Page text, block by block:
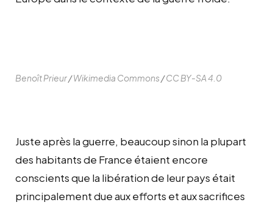
Benoît Prieur/Wikimedia Commons/CC BY-SA 4.0
Juste après la guerre, beaucoup sinon la plupart
des habitants de France étaient encore
conscients que la libération de leur pays était
principalement due aux efforts et aux sacrifices